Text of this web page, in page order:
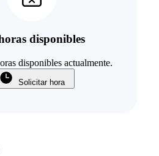
disponibles
disponibles actualmente.
Solicitar hora